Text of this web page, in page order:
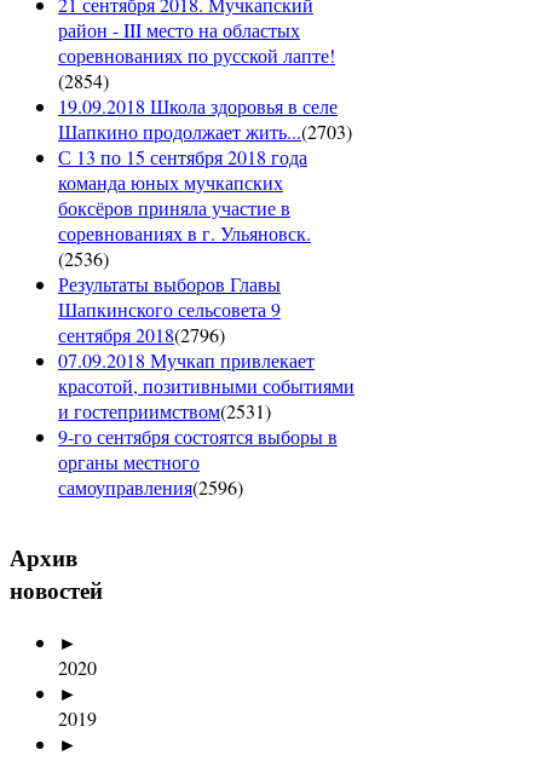
район - III место на областых
соревнованиях по русской лапте!
(2854)
19.09.2018 Школа здоровья в селе
Шапкино продолжает жить...(2703)
С 13 по 15 сентября 2018 года
команда юных мучкапских
боксёров приняла участие в
соревнованиях в г. Ульяновск.
(2536)
Результаты выборов Главы
Шапкинского сельсовета 9
сентября 2018(2796)
07.09.2018 Мучкап привлекает
красотой, позитивными событиями
и гостеприимством(2531)
9-го сентября состоятся выборы в
органы местного
самоуправления(2596)
Архив
новостей
►
2020
►
2019
►